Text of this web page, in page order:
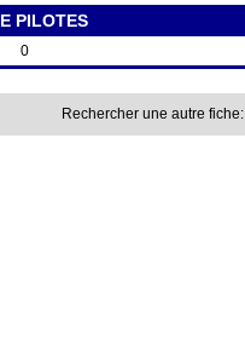
PILOTES
0
Rechercher une autre fiche: